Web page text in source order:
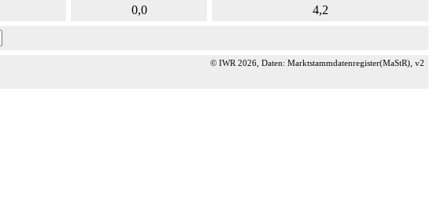
0,0 4,2
© IWR 2026, Daten: Marktstammdatenregister(MaStR), v2